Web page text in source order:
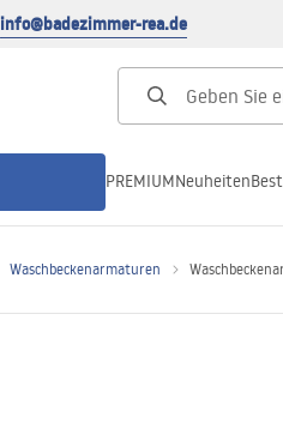
info@badezimmer-rea.de
PREMIUMNeuheiten
Waschbeckenarmaturen